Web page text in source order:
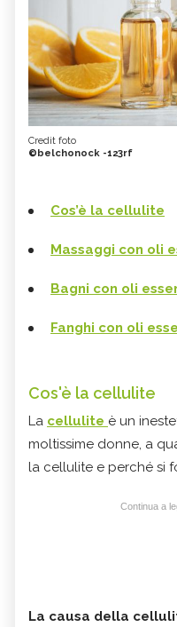
Credit foto
©belchonock -123rf
Cos’è la cellulite
Massaggi con oli
Bagni con oli
Fanghi con oli
Cos'è la cellulite
La cellulite è un
moltissime donne, a
la cellulite e perché si
Continua a
La causa della